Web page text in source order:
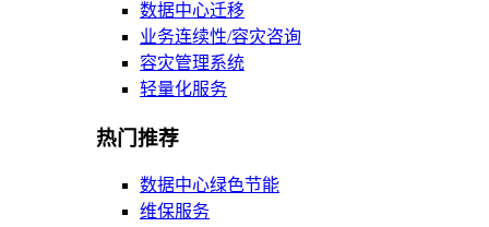
数据中心迁移
业务连续性/容灾咨询
容灾管理系统
轻量化服务
热门推荐
数据中心绿色节能
维保服务